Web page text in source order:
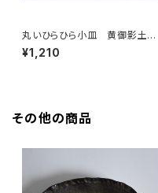
丸いひらひら小皿 黄御影土×
白鼠結晶釉
¥1,210
その他の商品